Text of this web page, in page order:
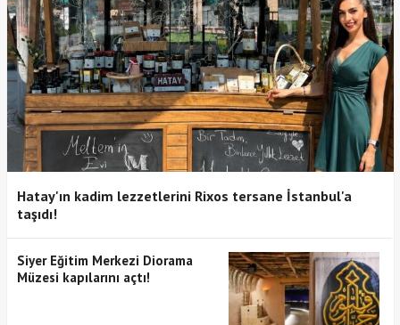
Hatay'ın kadim lezzetlerini Rixos tersane İstanbul'a
taşıdı!
Siyer Eğitim Merkezi Diorama
Müzesi kapılarını açtı!